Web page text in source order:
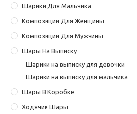
Шарики Для Мальчика
Композиции Для Женщины
Композиции Для Мужчины
Шары На Выписку
Шарики на выписку для девочки
Шарики на выписку для мальчика
Шары В Коробке
Ходячие Шары